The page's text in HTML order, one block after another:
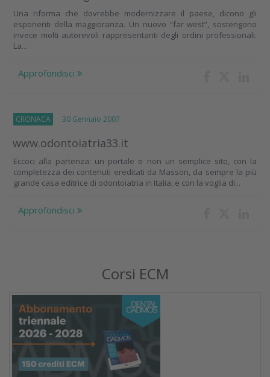
Una riforma che dovrebbe modernizzare il paese, dicono gli
esponenti della maggioranza. Un nuovo “far west”, sostengono
invece molti autorevoli rappresentanti degli ordini professionali.
La...
Approfondisci
CRONACA 30 Gennaio 2007
www.odontoiatria33.it
Eccoci alla partenza: un portale e non un semplice sito, con la
completezza dei contenuti ereditati da Masson, da sempre la più
grande casa editrice di odontoiatria in Italia, e con la voglia di...
Approfondisci
Corsi ECM